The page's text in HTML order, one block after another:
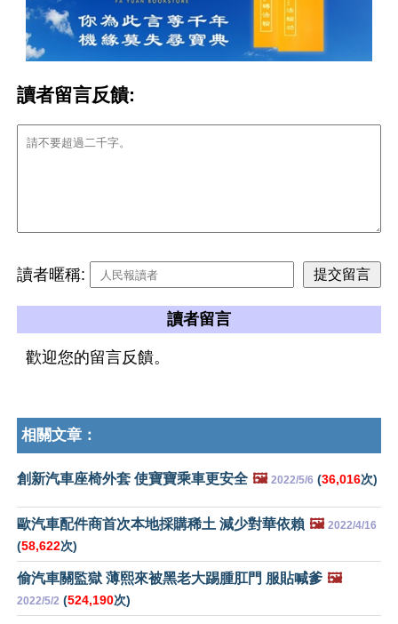
讀者留言反饋:
讀者暱稱:
讀者留言
歡迎您的留言反饋。
相關文章：
創新汽車座椅外套 使寶寶乘車更安全 🖼️ 2022/5/6 (36,016次)
歐汽車配件商首次本地採購稀土 減少對華依賴 🖼️ 2022/4/16
(58,622次)
偷汽車關監獄 薄熙來被黑老大踢腫肛門 服貼喊爹 🖼️
2022/5/2 (524,190次)